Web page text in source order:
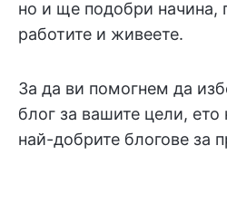
но и ще подобри начина,
работите и живеете.
За да ви помогнем да
блог за вашите цели,
най-добрите блогове за